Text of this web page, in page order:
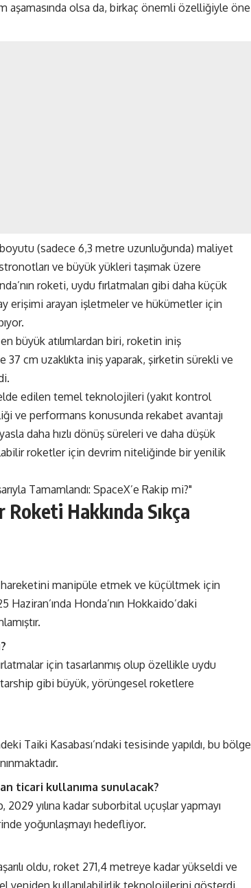
aşamasında olsa da, birkaç önemli özelliğiyle öne
(sadece 6,3 metre uzunluğunda) maliyet
ve büyük yükleri taşımak üzere
roketi, uydu fırlatmaları gibi daha küçük
erişimi arayan işletmeler ve hükümetler için
büyük atılımlardan biri, roketin iniş
cm uzaklıkta iniş yaparak, şirketin sürekli ve
edilen temel teknolojileri (yakıt kontrol
ve performans konusunda rekabet avantajı
daha hızlı dönüş süreleri ve daha düşük
roketler için devrim niteliğinde bir yenilik
Roketi Hakkında Sıkça
hareketini manipüle etmek ve küçültmek için
Haziran’ında Honda’nın Hokkaido’daki
için tasarlanmış olup özellikle uydu
gibi büyük, yörüngesel roketlere
Taiki Kasabası’ndaki tesisinde yapıldı, bu bölge
ticari kullanıma sunulacak?
2029 yılına kadar suborbital uçuşlar yapmayı
yoğunlaşmayı hedefliyor.
oldu, roket 271,4 metreye kadar yükseldi ve
yeniden kullanılabilirlik teknolojilerini gösterdi.